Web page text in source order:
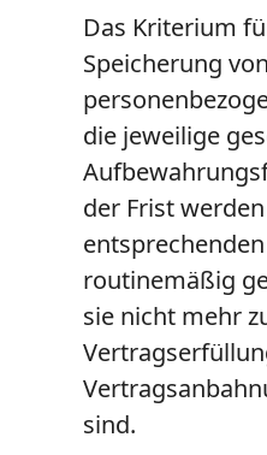
Das Kriterium
Speicherung von
die jeweilige
der Frist
routinemäßig
sie nicht mehr
sind.